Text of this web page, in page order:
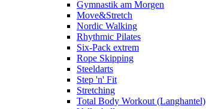
Gymnastik am Morgen
Move&Stretch
Nordic Walking
Rhythmic Pilates
Six-Pack extrem
Rope Skipping
Steeldarts
Step 'n' Fit
Stretching
Total Body Workout (Langhantel)